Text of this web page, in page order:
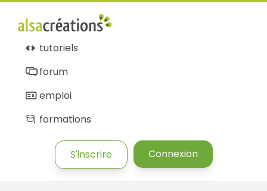
tutoriels
forum
emploi
formations
S'inscrire Connexion